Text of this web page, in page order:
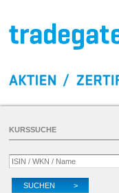
KURSSUCHE
SUCHEN >